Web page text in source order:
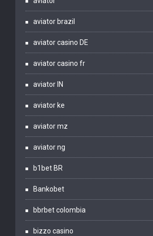
aviator brazil
aviator casino DE
aviator casino fr
aviator IN
aviator ke
aviator mz
aviator ng
b1bet BR
Bankobet
bbrbet colombia
bizzo casino